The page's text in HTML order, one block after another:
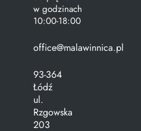
w godzinach
10:00-18:00
office@malawinnica.pl
93-364
Łódź
ul.
Rzgowska
203